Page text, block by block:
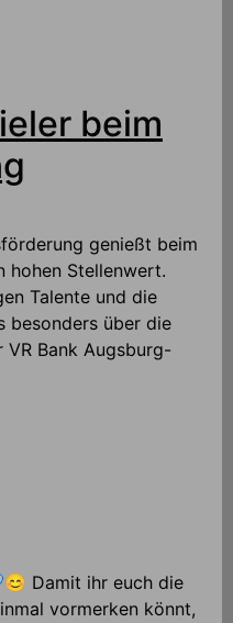
beim
genießt beim
hohen Stellenwert.
Talente und die
besonders über die
Bank Augsburg-
Damit ihr euch die
vormerken könnt,